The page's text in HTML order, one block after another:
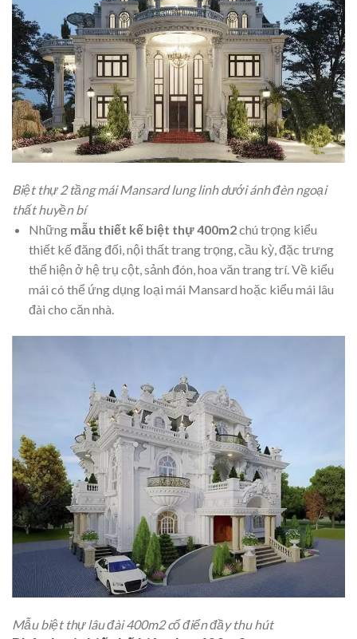
Biệt thự 2 tầng mái Mansard lung linh dưới ánh đèn ngoại
thất huyền bí
Những mẫu thiết kế biệt thự 400m2chú trọng kiểu
thiết kế đăng đối, nội thất trang trọng, cầu kỳ, đặc trưng
thể hiện ở hệ trụ cột, sảnh đón, hoa văn trang trí. Về kiểu
mái có thể ứng dụng loại mái Mansard hoặc kiểu mái lâu
đài cho căn nhà.
Mẫu biệt thự lâu đài 400m2 cổ điển đầy thu hút